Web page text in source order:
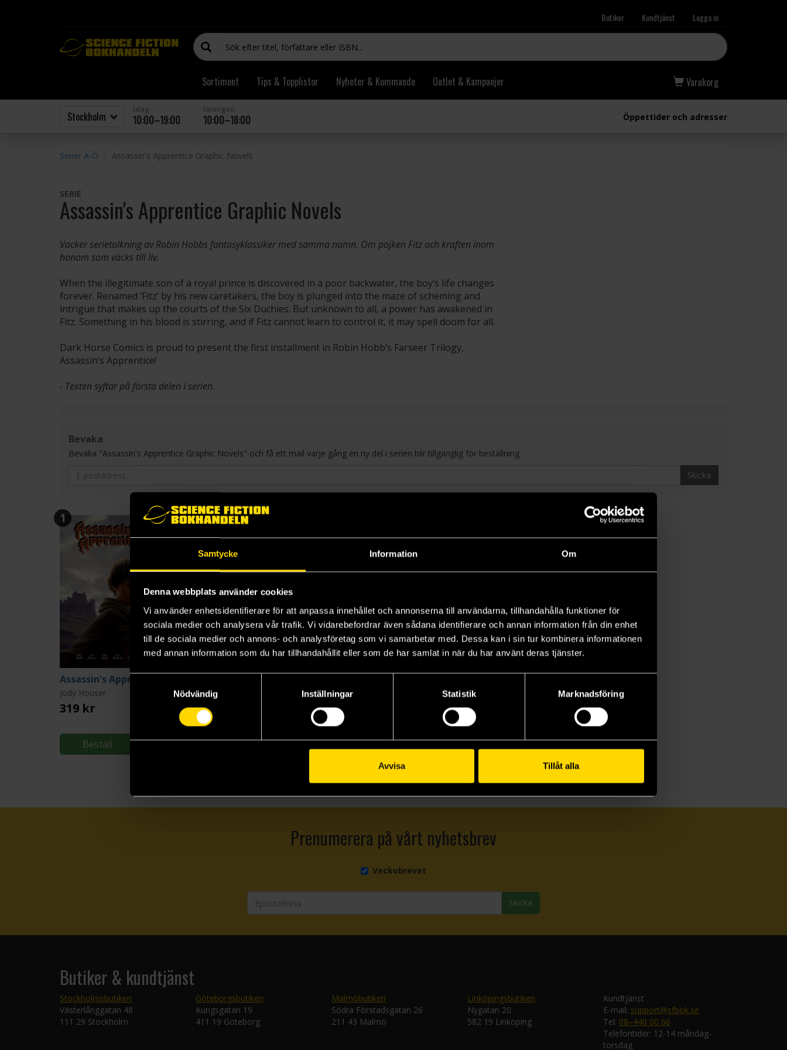
Samtycke Information Om
Denna webbplats använder cookies
Vi använder enhetsidentifierare för att anpassa innehållet och annonserna till användarna, tillhandahålla funktioner för
sociala medier och analysera vår trafik. Vi vidarebefordrar även sådana identifierare och annan information från din enhet
till de sociala medier och annons- och analysföretag som vi samarbetar med. Dessa kan i sin tur kombinera informationen
med annan information som du har tillhandahållit eller som de har samlat in när du har använt deras tjänster.
Samtyckesval
Nödvändig
Inställningar Statistik Marknadsföring
Avvisa Tillåt alla
Butiker Kundtjänst Logga in
Sortiment Tips & Topplistor Nyheter & Kommande Outlet & Kampanjer Varukorg
10:00–19:00 10:00–18:00 Öppettider och adresser
Serier A-Ö Assassin's Apprentice Graphic Novels
SERIE
Assassin's Apprentice Graphic Novels
Vacker serietolkning av Robin Hobbs fantasyklassiker med samma namn. Om pojken Fitz och kraften inom
honom som väcks till liv.
When the illegitimate son of a royal prince is discovered in a poor backwater, the boy’s life changes
forever. Renamed ‘Fitz’ by his new caretakers, the boy is plunged into the maze of scheming and
intrigue that makes up the courts of the Six Duchies. But unknown to all, a power has awakened in
Fitz. Something in his blood is stirring, and if Fitz cannot learn to control it, it may spell doom for all.
Dark Horse Comics is proud to present the first installment in Robin Hobb’s Farseer Trilogy,
Assassin’s Apprentice!
- Texten syftar på första delen i serien.
Bevaka
Bevaka "Assassin's Apprentice Graphic Novels" och få ett mail varje gång en ny del i serien blir tillgänglig för beställning.
Skicka
1
Jody Houser
319 kr
Beställ
2
Ryan Kelly
319 kr
Beställ
Ryan Kelly
319 kr
Längre leveranstid
Beställ
Prenumerera på vårt nyhetsbrev
Veckobrevet
Skicka
Butiker & kundtjänst
Stockholmsbutiken
Västerlånggatan 48
111 29 Stockholm
Göteborgsbutiken
Kungsgatan 19
411 19 Göteborg
Malmöbutiken
Södra Förstadsgatan 26
211 43 Malmö
Linköpingsbutiken
Nygatan 20
582 19 Linköping
Kundtjänst
E-mail: support@sfbok.se
Tel: 08–440 00 66
Telefontider: 12-14 måndag-
torsdag